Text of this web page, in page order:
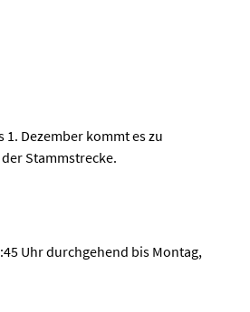
1. Dezember kommt es zu
Stammstrecke.
Uhr durchgehend bis Montag,